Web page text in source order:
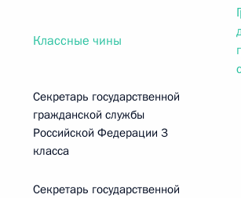
Классные чины
Секретарь государственной
гражданской службы
Российской Федерации 3
класса
Секретарь государственной